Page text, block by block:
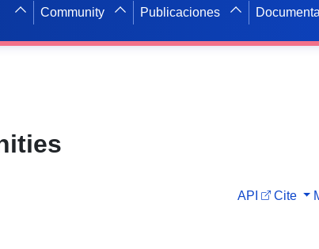
Community Publicaciones
API Cite